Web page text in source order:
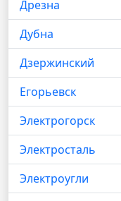
Дрезна
Дубна
Дзержинский
Егорьевск
Электрогорск
Электросталь
Электроугли